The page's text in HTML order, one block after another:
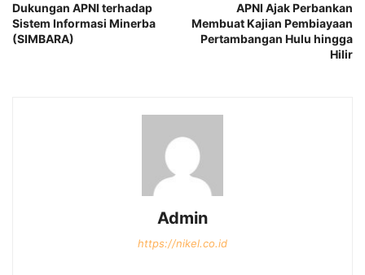
Dukungan APNI terhadap
Sistem Informasi Minerba
(SIMBARA)
APNI Ajak Perbankan
Membuat Kajian Pembiayaan
Pertambangan Hulu hingga
Hilir
Admin
https://nikel.co.id